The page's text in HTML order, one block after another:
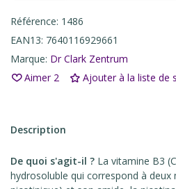
Référence: 1486
EAN13: 7640116929661
Marque: Dr Clark Zentrum
Aimer 2 Ajouter à la liste de
Description
De quoi s'agit-il ? La vitamine B3
hydrosoluble qui correspond à deux